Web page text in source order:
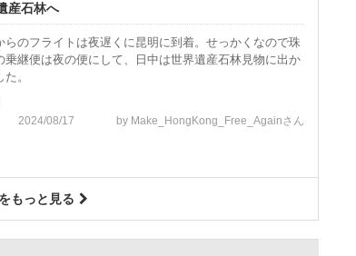
産石林へ
らのフライトは夜遅くに昆明に到着。せっかくなので珠
乗継便は夜の便にして、日中は世界遺産石林見物に出か
。
2024/08/17 by Make_HongKong_Free_Againさん
もっと見る